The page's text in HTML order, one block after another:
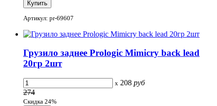
Артикул: pr-69607
Грузило заднее Prologic Mimicry back lead
20гр 2шт
x 208 руб
274
Скидка 24%